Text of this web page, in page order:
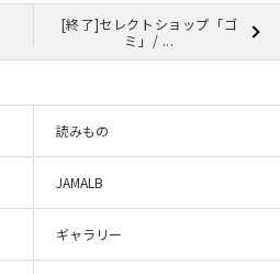
[終了]セレクトショップ「ゴ
ミ」/ ...
読みもの
JAMALB
ギャラリー